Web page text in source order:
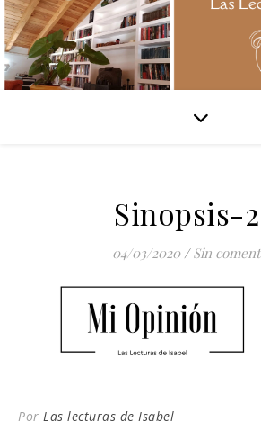
Sinopsis-
04/03/2020 / Sin
Por Las lecturas de Isabel